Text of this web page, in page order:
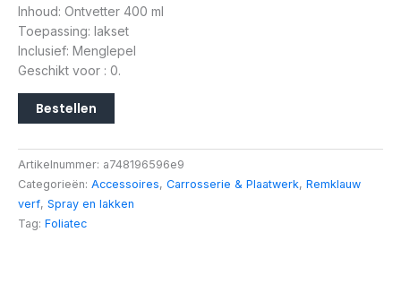
Inhoud: Ontvetter 400 ml
Toepassing: lakset
Inclusief: Menglepel
Geschikt voor : 0.
Bestellen
Artikelnummer: a748196596e9
Categorieën: Accessoires, Carrosserie & Plaatwerk, Remklauw
verf, Spray en lakken
Tag: Foliatec